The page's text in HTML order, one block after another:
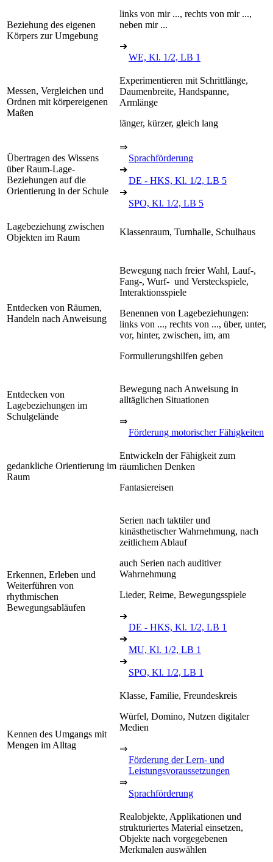
Beziehung des eigenen
Körpers zur Umgebung
links von mir ..., rechts von mir ...,
neben mir ...
➔
WE, Kl. 1/2, LB 1
Messen, Vergleichen und
Ordnen mit körpereigenen
Maßen
Experimentieren mit Schrittlänge,
Daumenbreite, Handspanne,
Armlänge
länger, kürzer, gleich lang
Übertragen des Wissens
über Raum-Lage-
Beziehungen auf die
Orientierung in der Schule
⇒
Sprachförderung
➔
DE - HKS, Kl. 1/2, LB 5
➔
SPO, Kl. 1/2, LB 5
Lagebeziehung zwischen
Objekten im Raum
Klassenraum, Turnhalle, Schulhaus
Entdecken von Räumen,
Handeln nach Anweisung
Bewegung nach freier Wahl, Lauf-,
Fang-, Wurf- und Versteckspiele,
Interaktionsspiele
Benennen von Lagebeziehungen:
links von ..., rechts von ..., über, unter,
vor, hinter, zwischen, im, am
Formulierungshilfen geben
Entdecken von
Lagebeziehungen im
Schulgelände
Bewegung nach Anweisung in
alltäglichen Situationen
⇒
Förderung motorischer Fähigkeiten
gedankliche Orientierung im
Raum
Entwickeln der Fähigkeit zum
räumlichen Denken
Fantasiereisen
Erkennen, Erleben und
Weiterführen von
rhythmischen
Bewegungsabläufen
Serien nach taktiler und
kinästhetischer Wahrnehmung, nach
zeitlichem Ablauf
auch Serien nach auditiver
Wahrnehmung
Lieder, Reime, Bewegungsspiele
➔
DE - HKS, Kl. 1/2, LB 1
➔
MU, Kl. 1/2, LB 1
➔
SPO, Kl. 1/2, LB 1
Kennen des Umgangs mit
Mengen im Alltag
Klasse, Familie, Freundeskreis
Würfel, Domino, Nutzen digitaler
Medien
⇒
Förderung der Lern- und
Leistungsvoraussetzungen
⇒
Sprachförderung
Realobjekte, Applikationen und
strukturiertes Material einsetzen,
Objekte nach vorgegebenen
Merkmalen auswählen